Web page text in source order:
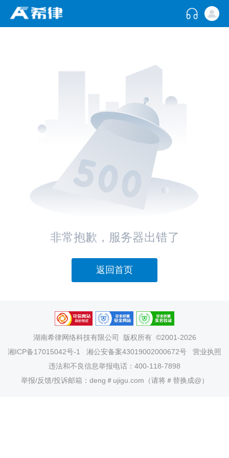
非常抱歉，服务器出错了
返回首页
湖南希律网络科技有限公司
版权所有 ©2001-2026
湘ICP备17015042号-1
湘公安备案43019002000672号
营业执照
违法和不良信息举报电话：400-118-7898
举报/反馈/投诉邮箱：deng＃ujigu.com（请将＃替换成@）